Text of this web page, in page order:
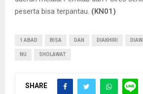
peserta bisa terpantau. (KN01)
1 ABAD BISA DAN DIAKHIRI
NU SHOLAWAT
SHARE